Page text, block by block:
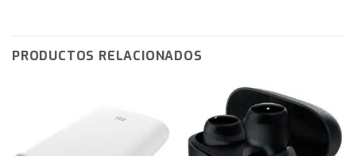
PRODUCTOS RELACIONADOS